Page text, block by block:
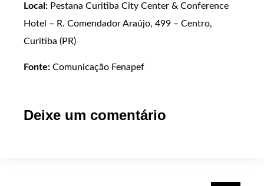
Local: Pestana Curitiba City Center & Conference
Hotel – R. Comendador Araújo, 499 – Centro,
Curitiba (PR)
Fonte: Comunicação Fenapef
Deixe um comentário